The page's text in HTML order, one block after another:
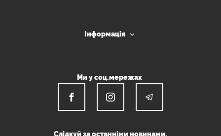
Інформація
Ми у соц.мережах
Слідкуй за останніми новинами.